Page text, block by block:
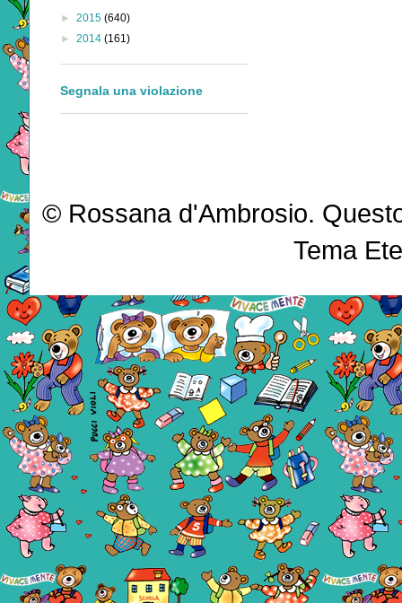
► 2015 (640)
► 2014 (161)
Segnala una violazione
© Rossana d'Ambrosio.
Tema